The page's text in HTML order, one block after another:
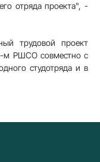
отряда проекта", -
трудовой проект
м РШСО совместно с
студотряда и в